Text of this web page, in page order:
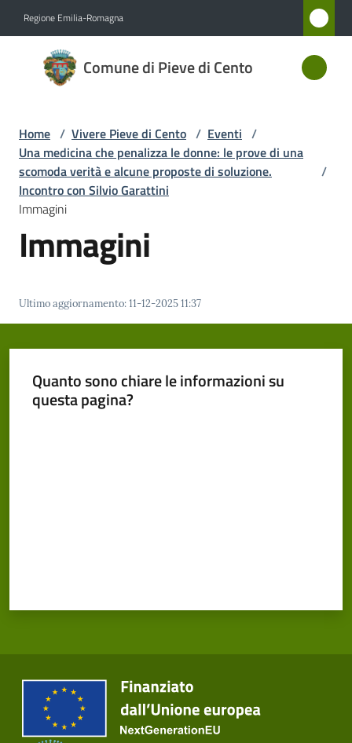
Regione Emilia-Romagna
Comune di Pieve di Cento
Comune
di Pieve
Amministrazione
Novità
Servizi
Vivere
Cento
Menu selezionato
Home / Vivere Pieve di Cento / Eventi /
Una medicina che penalizza le donne: le prove di una
scomoda verità e alcune proposte di soluzione.
Incontro con Silvio Garattini
/
Immagini
Immagini
Ultimo aggiornamento:11-12-2025 11:37
Quanto sono chiare le informazioni su
questa pagina?